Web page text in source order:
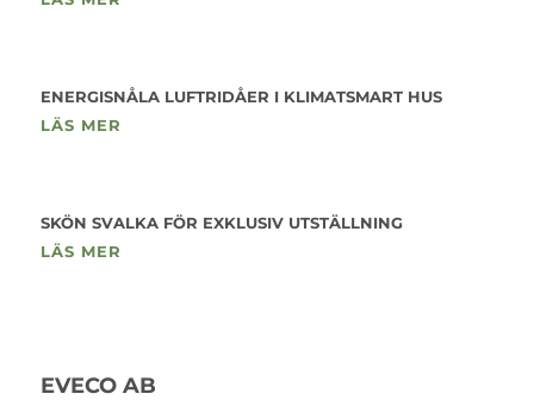
ENERGISNÅLA LUFTRIDÅER I KLIMATSMART HUS
LÄS MER
SKÖN SVALKA FÖR EXKLUSIV UTSTÄLLNING
LÄS MER
EVECO AB